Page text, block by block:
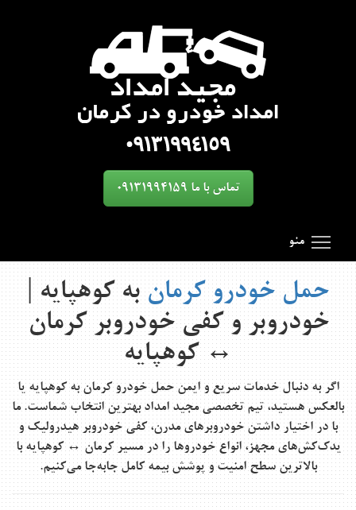
تماس با ما 09131994159
Search Results for 'toggle'
منو
حمل خودرو کرمانبه کوهپایه |
خودروبر و کفی خودروبر کرمان
↔ کوهپایه
اگر به دنبال خدمات سریع و ایمنحمل خودرو کرمان به کوهپایه یا
بالعکس هستید، تیم تخصصیمجید امداد بهترین انتخاب شماست. ما
با در اختیار داشتنخودروبرهای مدرن، کفی خودروبر هیدرولیک و
یدک‌کش‌های مجهز، انواع خودروها را در مسیرکرمان ↔ کوهپایهبا
بالاترین سطح امنیت و پوشش بیمه کامل جابه‌جا می‌کنیم.